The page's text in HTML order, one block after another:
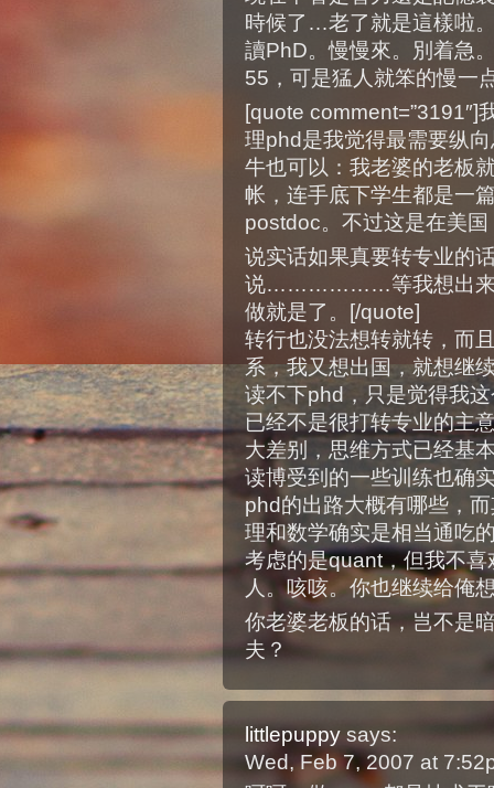
時候了…老了就是這樣啦
讀PhD。慢慢來。別着急
55，可是猛人就笨的慢一
[quote
理phd是我觉得最需要纵
牛也可以：我老婆的老板
帐，连手底下学生都是一
postdoc。不过这是在美
说实话如果真要转专业的
说………………等我想出来了
做就是了。[/quote]
转行也没法想转就转，而
系，我又想出国，就想继
读不下phd，只是觉得我
已经不是很打转专业的主
大差别，思维方式已经基
读博受到的一些训练也确
phd的出路大概有哪些，
理和数学确实是相当通吃
考虑的是quant，但我不
人。咳咳。你也继续给俺
你老婆老板的话，岂不是
夫？
littlepuppy says:
Wed, Feb 7, 2007 at